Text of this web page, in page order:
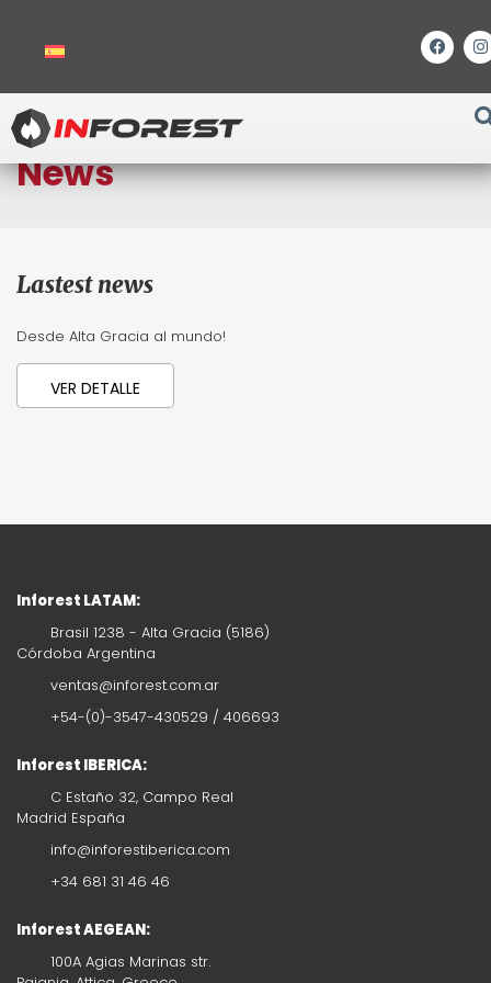
Home/ Posts tagged “comex”
News
Lastest news
Desde Alta Gracia al mundo!
VER DETALLE
Inforest LATAM:
Brasil 1238 - Alta Gracia (5186)
Córdoba Argentina
ventas@inforest.com.ar
+54-(0)-3547-430529 / 406693
Inforest IBERICA:
C Estaño 32, Campo Real
Madrid España
info@inforestiberica.com
+34 681 31 46 46
Inforest AEGEAN:
100A Agias Marinas str.